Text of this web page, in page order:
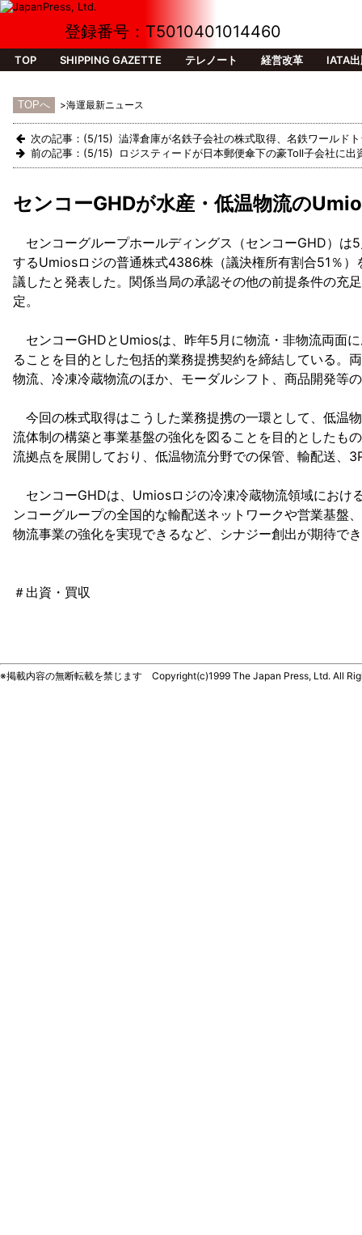
登録番号：T5010401014460
TOP SHIPPING GAZETTE テレノート 経営改革 IATA
>海運最新ニュース
次の記事：(5/15) 澁澤倉庫が名鉄子会社の株式取得、名鉄ワールド
前の記事：(5/15) ロジスティードが日本郵便傘下の豪Toll子会社に出
センコーGHDが水産・低温物流の
センコーグループホールディングス（センコーGHD）は
するUmiosロジの普通株式4386株（議決権所有割合51％
議したと発表した。関係当局の承認その他の前提条件の充
定。
センコーGHDとUmiosは、昨年5月に物流・非物流両面
ることを目的とした包括的業務提携契約を締結している。
物流、冷凍冷蔵物流のほか、モーダルシフト、商品開発等
今回の株式取得はこうした業務提携の一環として、低温
流体制の構築と事業基盤の強化を図ることを目的としたも
流拠点を展開しており、低温物流分野での保管、輸配送、
センコーGHDは、Umiosロジの冷凍冷蔵物流領域におけ
ンコーグループの全国的な輸配送ネットワークや営業基盤
物流事業の強化を実現できるなど、シナジー創出が期待で
＃出資・買収
※掲載内容の無断転載を禁じます Copyright(c)1999 The Japan Press, Ltd. All